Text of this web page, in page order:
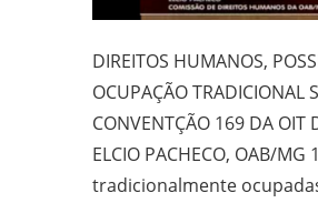
DIREITOS HUMANOS,
OCUPAÇÃO TRADICIONAL
CONVENTÇÃO 169 DA
ELCIO PACHECO, OAB/
tradicionalmente